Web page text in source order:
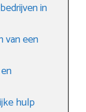
in
van een
hulp